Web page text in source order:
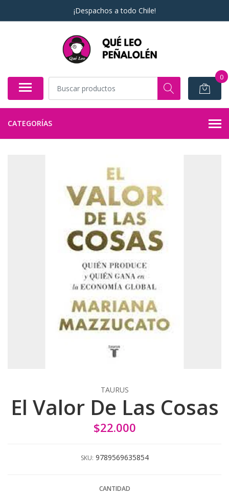
¡Despachos a todo Chile!
0
CATEGORÍAS
TAURUS
El Valor De Las Cosas
$22.000
SKU: 9789569635854
CANTIDAD